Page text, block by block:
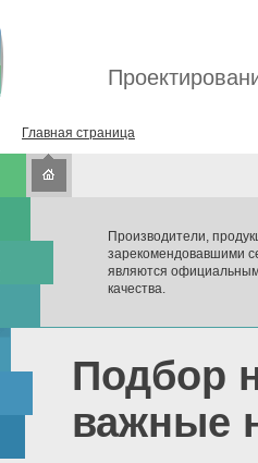
Главная страница
Производители,
зарекомендовавшими
являются
качества.
Подбор
важные